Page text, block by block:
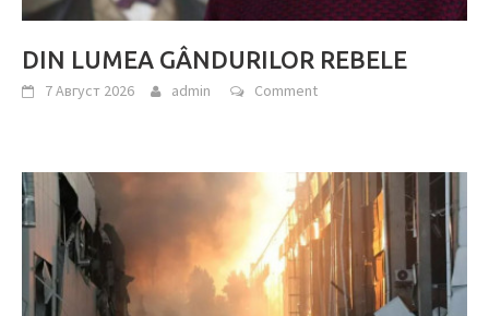
DIN LUMEA GÂNDURILOR REBELE
7 Август 2026 admin Comment